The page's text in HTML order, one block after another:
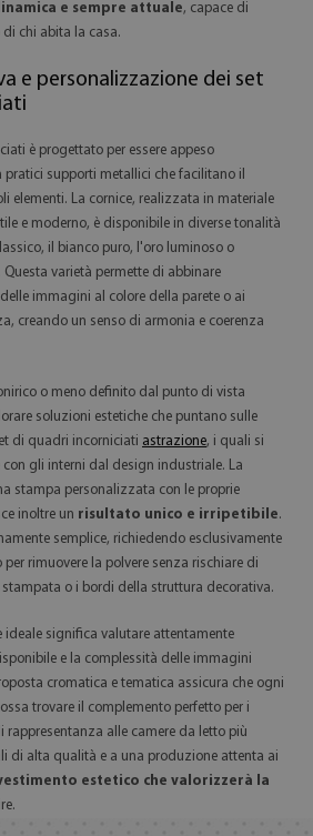
e sempre attuale, capace di
chi abita la casa.
e personalizzazione dei set
è progettato per essere appeso
supporti metallici che facilitano il
elementi. La cornice, realizzata in materiale
e moderno, è disponibile in diverse tonalità
il bianco puro, l'oro luminoso o
varietà permette di abbinare
immagini al colore della parete o ai
creando un senso di armonia e coerenza
o meno definito dal punto di vista
soluzioni estetiche che puntano sulle
di quadri incorniciati astrazione, i quali si
gli interni dal design industriale. La
stampa personalizzata con le proprie
inoltre un risultato unico e irripetibile.
semplice, richiedendo esclusivamente
rimuovere la polvere senza rischiare di
o i bordi della struttura decorativa.
ideale significa valutare attentamente
e la complessità delle immagini
cromatica e tematica assicura che ogni
trovare il complemento perfetto per i
alle camere da letto più
di alta qualità e a una produzione attenta ai
estetico che valorizzerà la